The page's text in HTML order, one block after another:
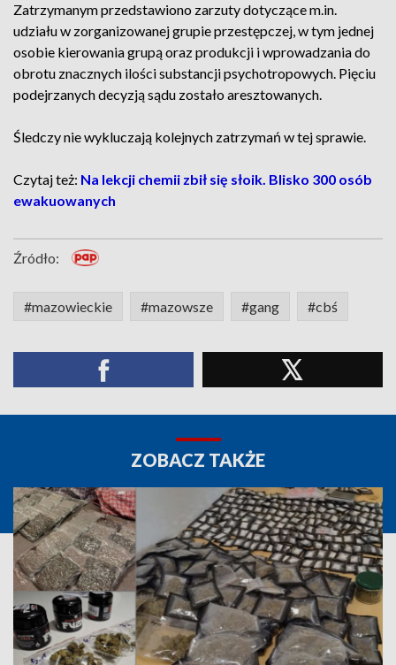
Zatrzymanym przedstawiono zarzuty dotyczące m.in.
udziału w zorganizowanej grupie przestępczej, w tym jednej
osobie kierowania grupą oraz produkcji i wprowadzania do
obrotu znacznych ilości substancji psychotropowych. Pięciu
podejrzanych decyzją sądu zostało aresztowanych.
Śledczy nie wykluczają kolejnych zatrzymań w tej sprawie.
Czytaj też: Na lekcji chemii zbił się słoik. Blisko 300 osób
ewakuowanych
Źródło:
#mazowieckie #mazowsze #gang #cbś
ZOBACZ TAKŻE